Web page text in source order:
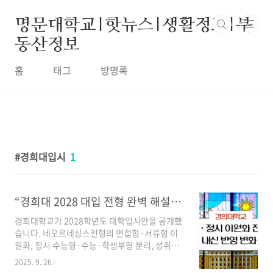
명문대학교|핫뉴스|생활정보|부
동산정보
홈 태그 방명록
경희대입시 1
“경희대 2028 대입 전형 완벽 해설 – 학종·정시 이원화 전략과 수능·내신 반영 변화 총정리”
경희대학교가 2028학년도 대학입시안을 공개했
습니다. 네오르네상스전형의 면접형·서류형 이
원화, 정시 수능형·수능·학생부형 분리, 성취평
가제 반영 등 대대적인 변화가 예고됩니다. 현 고
2025. 9. 26.